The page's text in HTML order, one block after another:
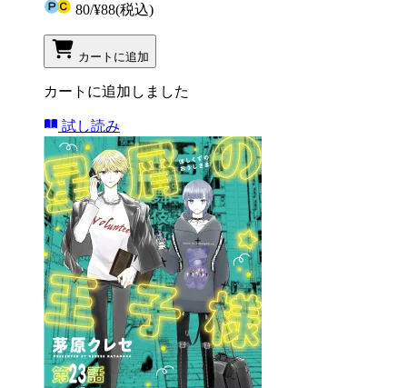
80/¥88(税込)
カートに追加
カートに追加しました
試し読み